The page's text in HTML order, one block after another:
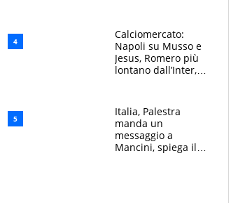
B. Rune verso la
rinuncia
Calciomercato:
Napoli su Musso e
Jesus, Romero più
lontano dall’Inter,
tabellone
Italia, Palestra
manda un
messaggio a
Mancini, spiega il